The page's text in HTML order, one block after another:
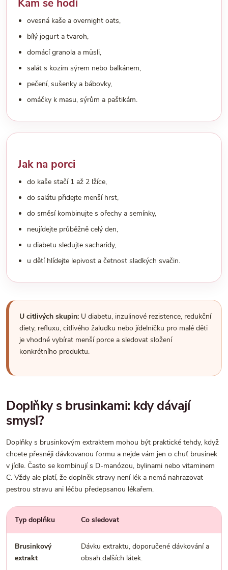
ovesná kaše a overnight oats,
bílý jogurt a tvaroh,
domácí granola a müsli,
salát s kozím sýrem nebo balkánem,
pečení, sušenky a bábovky,
omáčky k masu, sýrům a paštikám.
Jak na porci
do kaše stačí 1 až 2 lžíce,
do salátu přidejte menší hrst,
do směsí kombinujte s ořechy a semínky,
neujídejte průběžně celý den,
u diabetu sledujte sacharidy,
u dětí hlídejte lepivost a četnost sladkých svačin.
U citlivých skupin: U diabetu, inzulinové rezistence, redukční
diety, refluxu, citlivého žaludku nebo jídelníčku pro malé děti
je vhodné vybírat menší porce a sledovat složení
konkrétního produktu.
Doplňky s brusinkami: kdy dávají
smysl?
Doplňky s brusinkovým extraktem mohou být praktické tehdy, když
chcete přesněji dávkovanou formu a nejde vám jen o chuť brusinek
v jídle. Často se kombinují s D-manózou, bylinami nebo vitaminem
C. Vždy ale platí, že doplněk stravy není lék a nemá nahrazovat
pestrou stravu ani léčbu předepsanou lékařem.
Typ doplňku Co sledovat
Brusinkový
extrakt
Dávku extraktu, doporučené dávkování a
obsah dalších látek.